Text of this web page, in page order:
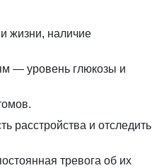
жизни, наличие
— уровень глюкозы и
расстройства и отследить
тревога об их